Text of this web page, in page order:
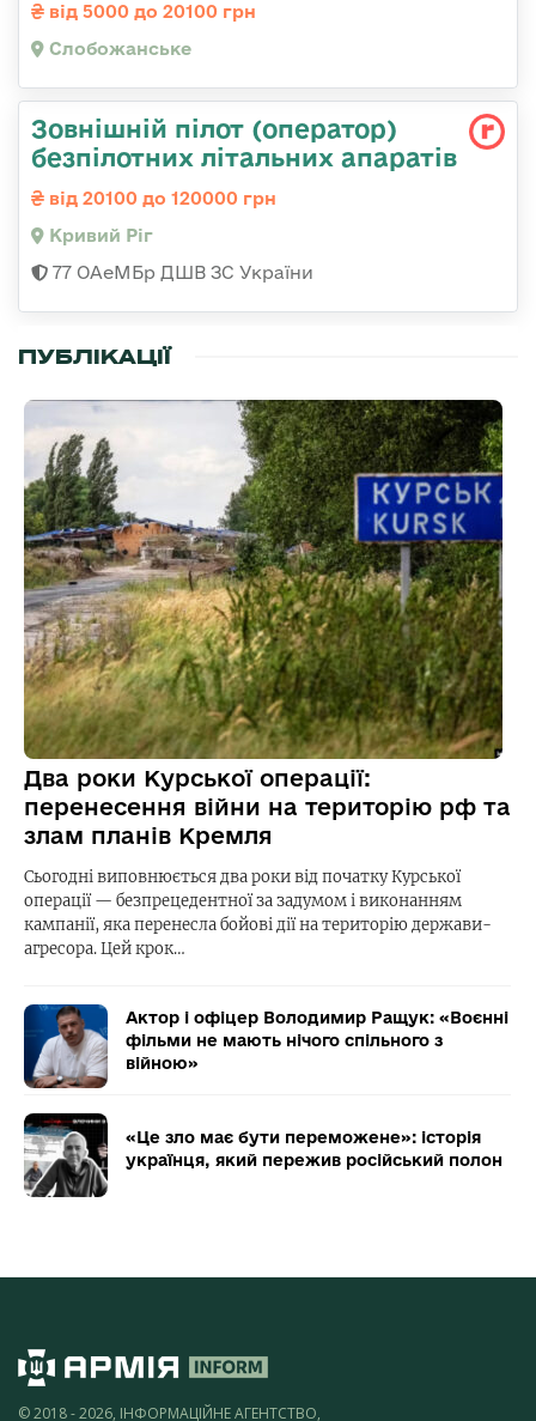
від 5000 до 20100 грн
Слобожанське
Зовнішній пілот (оператор)
безпілотних літальних апаратів
від 20100 до 120000 грн
Кривий Ріг
77 ОАеМБр ДШВ ЗС України
ПУБЛІКАЦІЇ
Два роки Курської операції:
перенесення війни на територію рф та
злам планів Кремля
Сьогодні виповнюється два роки від початку Курської
операції — безпрецедентної за задумом і виконанням
кампанії, яка перенесла бойові дії на територію держави-
агресора. Цей крок…
Актор і офіцер Володимир Ращук: «Воєнні
фільми не мають нічого спільного з
війною»
«Це зло має бути переможене»: історія
українця, який пережив російський полон
© 2018 - 2026, ІНФОРМАЦІЙНЕ АГЕНТСТВО,